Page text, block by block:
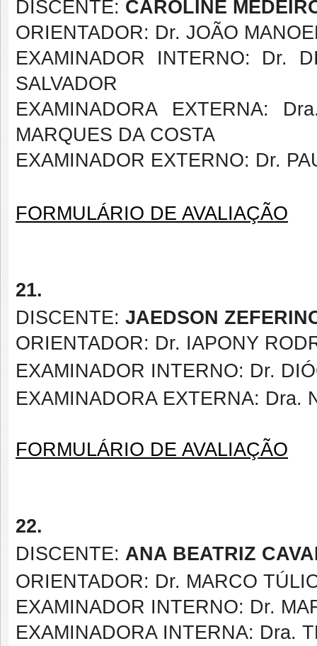
DISCENTE: CAROLINE
ORIENTADOR: Dr. JOÃO
EXAMINADOR INTERNO: Dr.
SALVADOR
EXAMINADORA EXTERNA:
MARQUES DA COSTA
EXAMINADOR EXTERNO: Dr.
FORMULÁRIO DE AVALIAÇÃO
21.
DISCENTE: JAEDSON
ORIENTADOR: Dr. IAPONY
EXAMINADOR INTERNO: Dr.
EXAMINADORA EXTERNA: Dra.
FORMULÁRIO DE AVALIAÇÃO
22.
DISCENTE: ANA BEATRIZ
ORIENTADOR: Dr. MARCO
EXAMINADOR INTERNO: Dr.
EXAMINADORA INTERNA: Dra.